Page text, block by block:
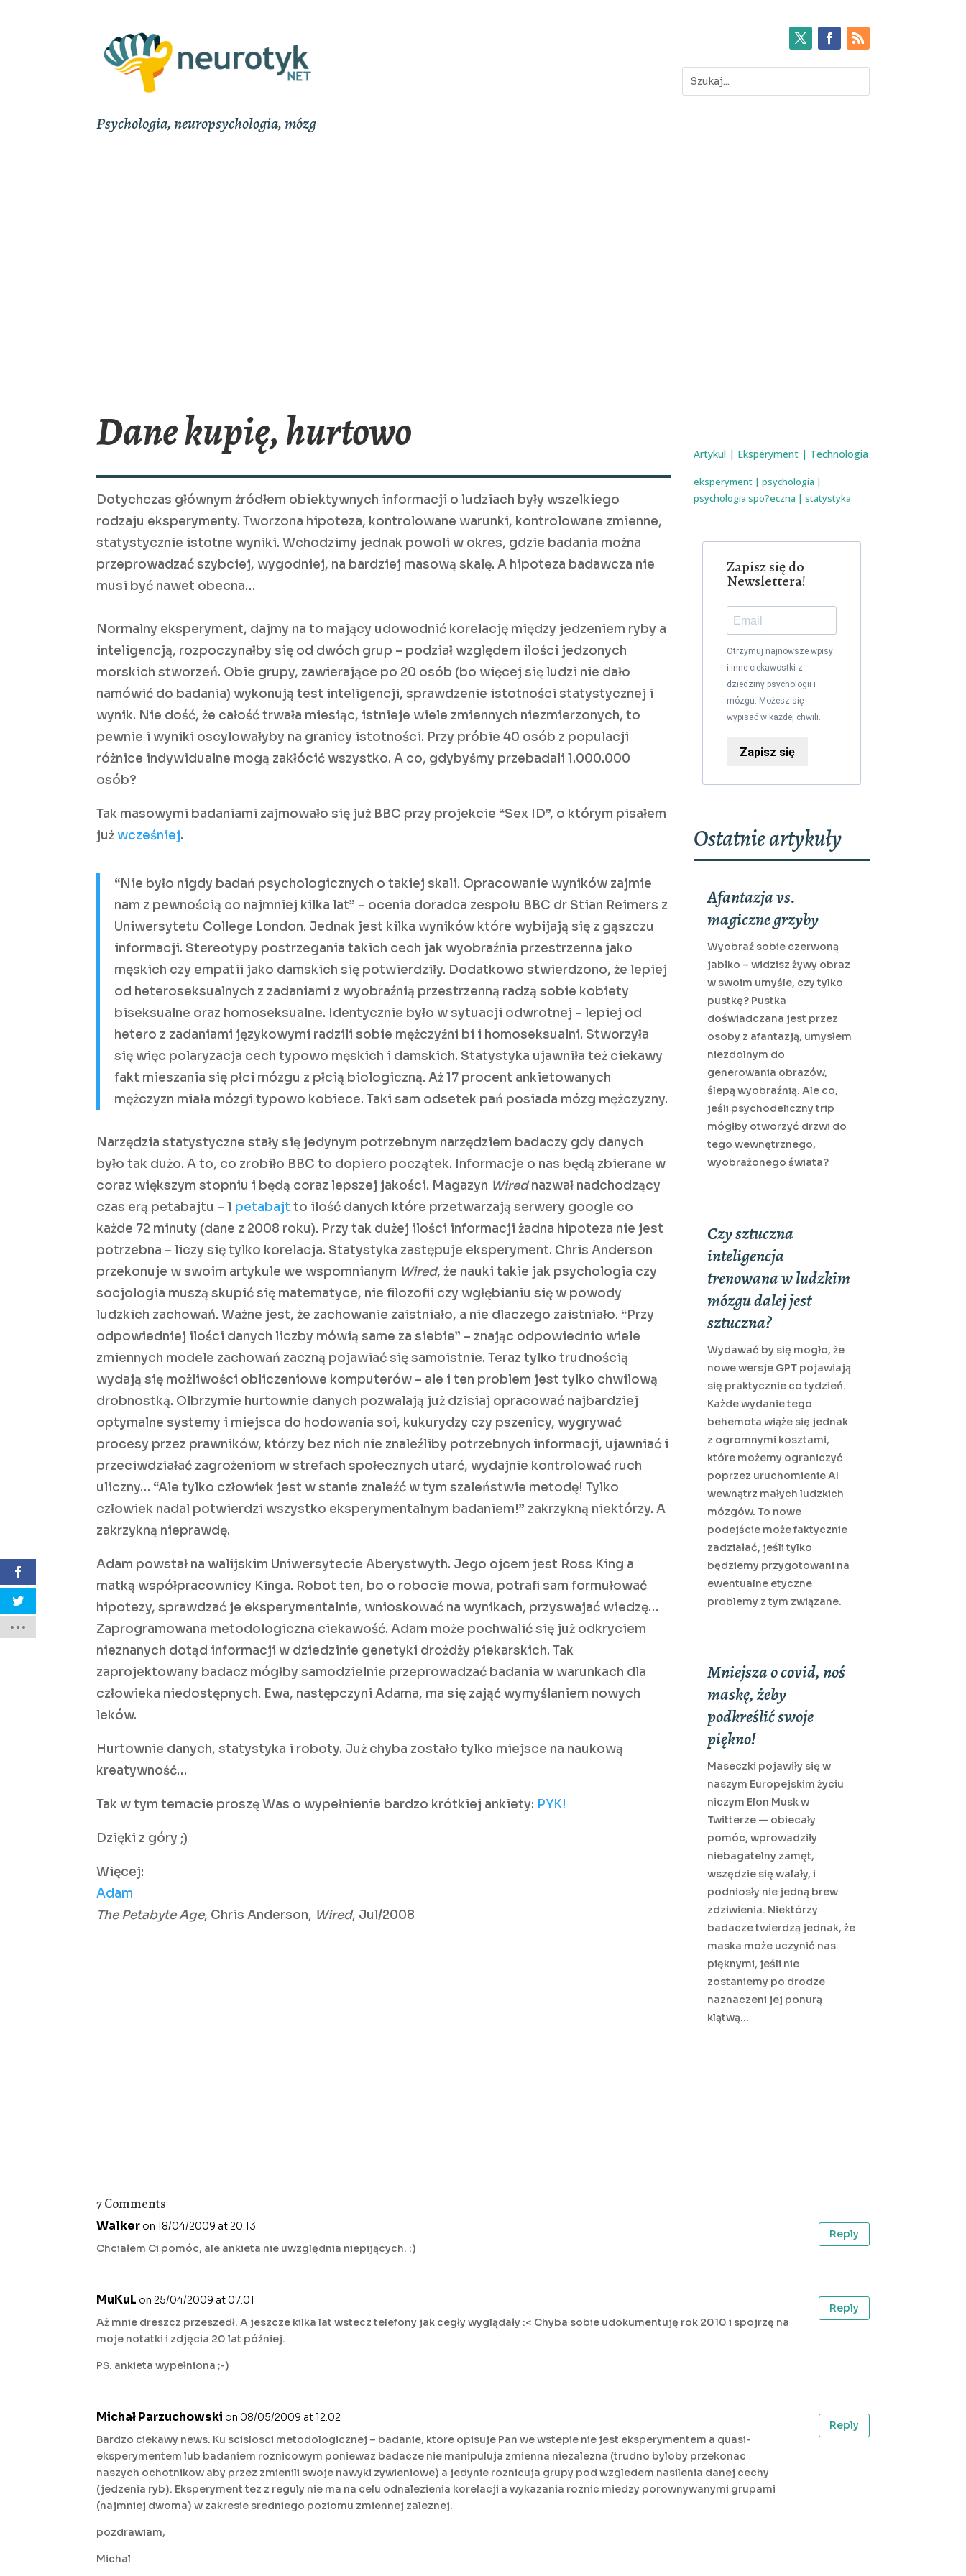
Psychologia, neuropsychologia, mózg
Dane kupię, hurtowo
Dotychczas głównym źródłem obiektywnych informacji o ludziach były wszelkiego
rodzaju eksperymenty. Tworzona hipoteza, kontrolowane warunki, kontrolowane zmienne,
statystycznie istotne wyniki. Wchodzimy jednak powoli w okres, gdzie badania można
przeprowadzać szybciej, wygodniej, na bardziej masową skalę. A hipoteza badawcza nie
musi być nawet obecna…
Normalny eksperyment, dajmy na to mający udowodnić korelację między jedzeniem ryby a
inteligencją, rozpoczynałby się od dwóch grup – podział względem ilości jedzonych
morskich stworzeń. Obie grupy, zawierające po 20 osób (bo więcej się ludzi nie dało
namówić do badania) wykonują test inteligencji, sprawdzenie istotności statystycznej i
wynik. Nie dość, że całość trwała miesiąc, istnieje wiele zmiennych niezmierzonych, to
pewnie i wyniki oscylowałyby na granicy istotności. Przy próbie 40 osób z populacji
różnice indywidualne mogą zakłócić wszystko. A co, gdybyśmy przebadali 1.000.000
osób?
Tak masowymi badaniami zajmowało się już BBC przy projekcie “Sex ID”, o którym pisałem
już wcześniej.
“Nie było nigdy badań psychologicznych o takiej skali. Opracowanie wyników zajmie
nam z pewnością co najmniej kilka lat” – ocenia doradca zespołu BBC dr Stian Reimers z
Uniwersytetu College London. Jednak jest kilka wyników które wybijają się z gąszczu
informacji. Stereotypy postrzegania takich cech jak wyobraźnia przestrzenna jako
męskich czy empatii jako damskich się potwierdziły. Dodatkowo stwierdzono, że lepiej
od heteroseksualnych z zadaniami z wyobraźnią przestrzenną radzą sobie kobiety
biseksualne oraz homoseksualne. Identycznie było w sytuacji odwrotnej – lepiej od
hetero z zadaniami językowymi radzili sobie mężczyźni bi i homoseksualni. Stworzyła
się więc polaryzacja cech typowo męskich i damskich. Statystyka ujawniła też ciekawy
fakt mieszania się płci mózgu z płcią biologiczną. Aż 17 procent ankietowanych
mężczyzn miała mózgi typowo kobiece. Taki sam odsetek pań posiada mózg mężczyzny.
Narzędzia statystyczne stały się jedynym potrzebnym narzędziem badaczy gdy danych
było tak dużo. A to, co zrobiło BBC to dopiero początek. Informacje o nas będą zbierane w
coraz większym stopniu i będą coraz lepszej jakości. Magazyn Wirednazwał nadchodzący
czas erą petabajtu – 1 petabajt to ilość danych które przetwarzają serwery google co
każde 72 minuty (dane z 2008 roku). Przy tak dużej ilości informacji żadna hipoteza nie jest
potrzebna – liczy się tylko korelacja. Statystyka zastępuje eksperyment. Chris Anderson
przekonuje w swoim artykule we wspomnianym Wired, że nauki takie jak psychologia czy
socjologia muszą skupić się matematyce, nie filozofii czy wgłębianiu się w powody
ludzkich zachowań. Ważne jest, że zachowanie zaistniało, a nie dlaczego zaistniało. “Przy
odpowiedniej ilości danych liczby mówią same za siebie” – znając odpowiednio wiele
zmiennych modele zachowań zaczną pojawiać się samoistnie. Teraz tylko trudnością
wydają się możliwości obliczeniowe komputerów – ale i ten problem jest tylko chwilową
drobnostką. Olbrzymie hurtownie danych pozwalają już dzisiaj opracować najbardziej
optymalne systemy i miejsca do hodowania soi, kukurydzy czy pszenicy, wygrywać
procesy przez prawników, którzy bez nich nie znaleźliby potrzebnych informacji, ujawniać i
przeciwdziałać zagrożeniom w strefach społecznych utarć, wydajnie kontrolować ruch
uliczny… “Ale tylko człowiek jest w stanie znaleźć w tym szaleństwie metodę! Tylko
człowiek nadal potwierdzi wszystko eksperymentalnym badaniem!” zakrzykną niektórzy. A
zakrzykną nieprawdę.
Adam powstał na walijskim Uniwersytecie Aberystwyth. Jego ojcem jest Ross King a
matką współpracownicy Kinga. Robot ten, bo o robocie mowa, potrafi sam formułować
hipotezy, sprawdzać je eksperymentalnie, wnioskować na wynikach, przyswajać wiedzę…
Zaprogramowana metodologiczna ciekawość. Adam może pochwalić się już odkryciem
nieznanych dotąd informacji w dziedzinie genetyki drożdży piekarskich. Tak
zaprojektowany badacz mógłby samodzielnie przeprowadzać badania w warunkach dla
człowieka niedostępnych. Ewa, następczyni Adama, ma się zająć wymyślaniem nowych
leków.
Hurtownie danych, statystyka i roboty. Już chyba zostało tylko miejsce na naukową
kreatywność…
Tak w tym temacie proszę Was o wypełnienie bardzo krótkiej ankiety: PYK!
Dzięki z góry ;)
Więcej:
Adam
The Petabyte Age, Chris Anderson, Wired, Jul/2008
Artykul| Eksperyment| Technologia
eksperyment| psychologia |
psychologia spo?eczna | statystyka
Zapisz się do
Newslettera!
Otrzymuj najnowsze wpisy
i inne ciekawostki z
dziedziny psychologii i
mózgu. Możesz się
wypisać w każdej chwili.
Zapisz się
Ostatnie artykuły
Afantazja vs.
magiczne grzyby
Wyobraź sobie czerwoną
jabłko – widzisz żywy obraz
w swoim umyśle, czy tylko
pustkę? Pustka
doświadczana jest przez
osoby z afantazją, umysłem
niezdolnym do
generowania obrazów,
ślepą wyobraźnią. Ale co,
jeśli psychodeliczny trip
mógłby otworzyć drzwi do
tego wewnętrznego,
wyobrażonego świata?
Czy sztuczna
inteligencja
trenowana w ludzkim
mózgu dalej jest
sztuczna?
Wydawać by się mogło, że
nowe wersje GPT pojawiają
się praktycznie co tydzień.
Każde wydanie tego
behemota wiąże się jednak
z ogromnymi kosztami,
które możemy ograniczyć
poprzez uruchomienie AI
wewnątrz małych ludzkich
mózgów. To nowe
podejście może faktycznie
zadziałać, jeśli tylko
będziemy przygotowani na
ewentualne etyczne
problemy z tym związane.
Mniejsza o covid, noś
maskę, żeby
podkreślić swoje
piękno!
Maseczki pojawiły się w
naszym Europejskim życiu
niczym Elon Musk w
Twitterze — obiecały
pomóc, wprowadziły
niebagatelny zamęt,
wszędzie się walały, i
podniosły nie jedną brew
zdziwienia. Niektórzy
badacze twierdzą jednak, że
maska może uczynić nas
pięknymi, jeśli nie
zostaniemy po drodze
naznaczeni jej ponurą
klątwą…
7 Comments
Walker on 18/04/2009 at 20:13
Chciałem Ci pomóc, ale ankieta nie uwzględnia niepijących. :)
Reply
MuKuL on 25/04/2009 at 07:01
Aż mnie dreszcz przeszedł. A jeszcze kilka lat wstecz telefony jak cegły wyglądały :< Chyba sobie udokumentuję rok 2010 i spojrzę na
moje notatki i zdjęcia 20 lat później.
PS. ankieta wypełniona ;-)
Reply
Michał Parzuchowski on 08/05/2009 at 12:02
Bardzo ciekawy news. Ku scislosci metodologicznej – badanie, ktore opisuje Pan we wstepie nie jest eksperymentem a quasi-
eksperymentem lub badaniem roznicowym poniewaz badacze nie manipuluja zmienna niezalezna (trudno byloby przekonac
naszych ochotnikow aby przez zmienili swoje nawyki zywieniowe) a jedynie roznicuja grupy pod wzgledem nasilenia danej cechy
(jedzenia ryb). Eksperyment tez z reguly nie ma na celu odnalezienia korelacji a wykazania roznic miedzy porownywanymi grupami
(najmniej dwoma) w zakresie sredniego poziomu zmiennej zaleznej.
pozdrawiam,
Michal
Reply